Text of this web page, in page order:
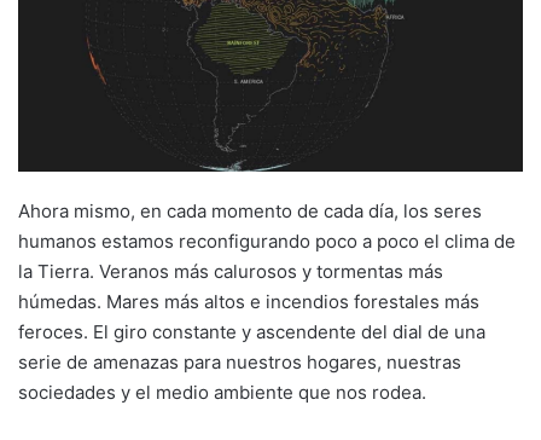
Ahora mismo, en cada momento de cada día, los seres
humanos estamos reconfigurando poco a poco el clima de
la Tierra. Veranos más calurosos y tormentas más
húmedas. Mares más altos e incendios forestales más
feroces. El giro constante y ascendente del dial de una
serie de amenazas para nuestros hogares, nuestras
sociedades y el medio ambiente que nos rodea.